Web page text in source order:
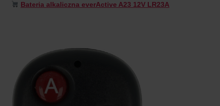
Bateria alkaliczna everActive A23 12V LR23A